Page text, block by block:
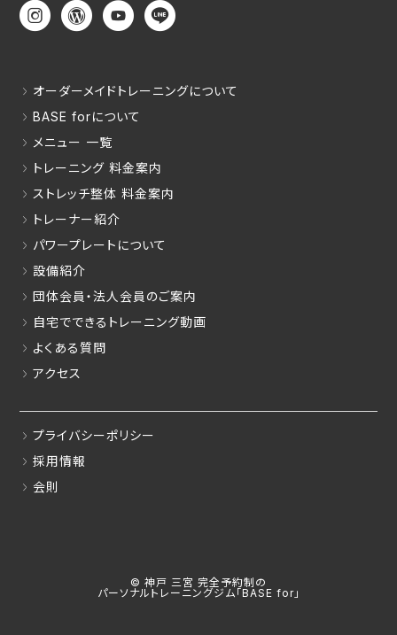
オーダーメイドトレーニングについて
BASE forについて
メニュー 一覧
トレーニング 料金案内
ストレッチ整体 料金案内
トレーナー紹介
パワープレートについて
設備紹介
団体会員・法人会員のご案内
自宅でできるトレーニング動画
よくある質問
アクセス
プライバシーポリシー
採用情報
会則
© 神戸 三宮 完全予約制の
パーソナルトレーニングジム「BASE for」